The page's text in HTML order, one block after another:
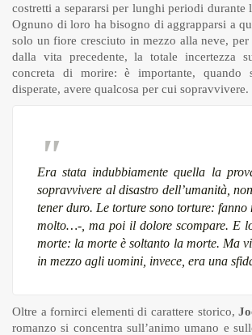
costretti a separarsi per lunghi periodi durante
Ognuno di loro ha bisogno di aggrapparsi a
solo un fiore cresciuto in mezzo alla neve, per
dalla vita precedente, la totale incertezza
concreta di morire: è importante,
disperate, avere qualcosa per cui sopravvivere.
Era stata indubbiamente quella la
sopravvivere al disastro dell’umanità,
tener duro. Le torture sono torture: fanno
molto…-, ma poi il dolore scompare. E
morte: la morte è soltanto la morte. Ma
in mezzo agli uomini, invece, era una
Oltre a fornirci elementi di carattere storico,
romanzo si concentra sull’animo umano e